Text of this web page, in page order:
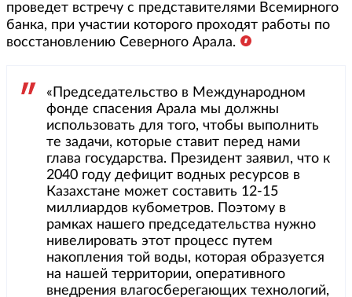
проведет встречу с представителями Всемирного
банка, при участии которого проходят работы по
восстановлению Северного Арала.
«Председательство в Международном
фонде спасения Арала мы должны
использовать для того, чтобы выполнить
те задачи, которые ставит перед нами
глава государства. Президент заявил, что к
2040 году дефицит водных ресурсов в
Казахстане может составить 12-15
миллиардов кубометров. Поэтому в
рамках нашего председательства нужно
нивелировать этот процесс путем
накопления той воды, которая образуется
на нашей территории, оперативного
внедрения влагосберегающих технологий,